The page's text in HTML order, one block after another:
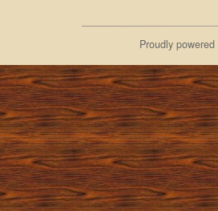
Proudly